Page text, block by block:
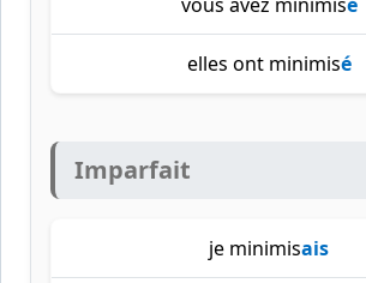
elles ont minimisé
Imparfait
je minimisais